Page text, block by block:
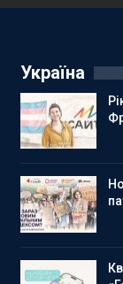
Україна